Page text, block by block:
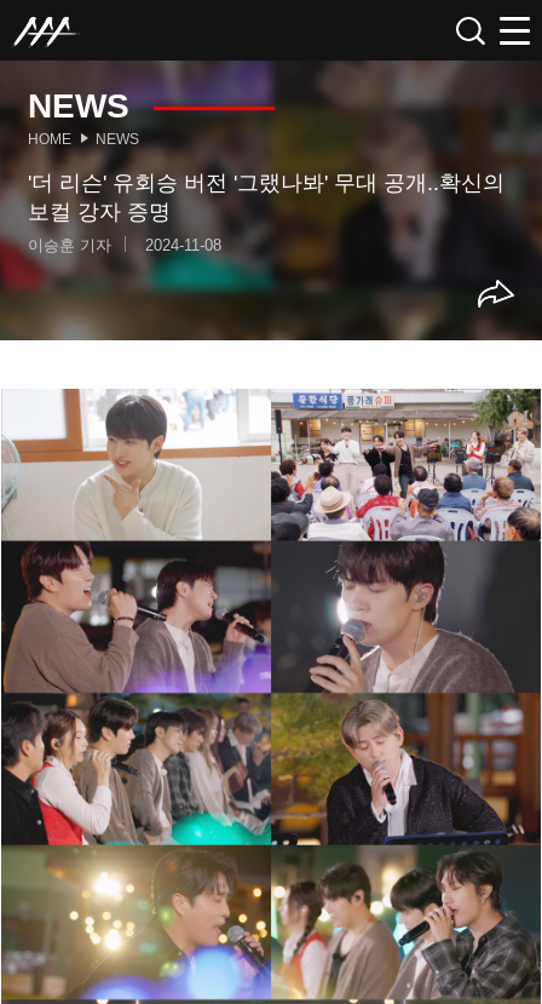
NEWS
HOME NEWS
'더 리슨' 유회승 버전 '그랬나봐' 무대 공개..확신의
보컬 강자 증명
이승훈 기자 2024-11-08